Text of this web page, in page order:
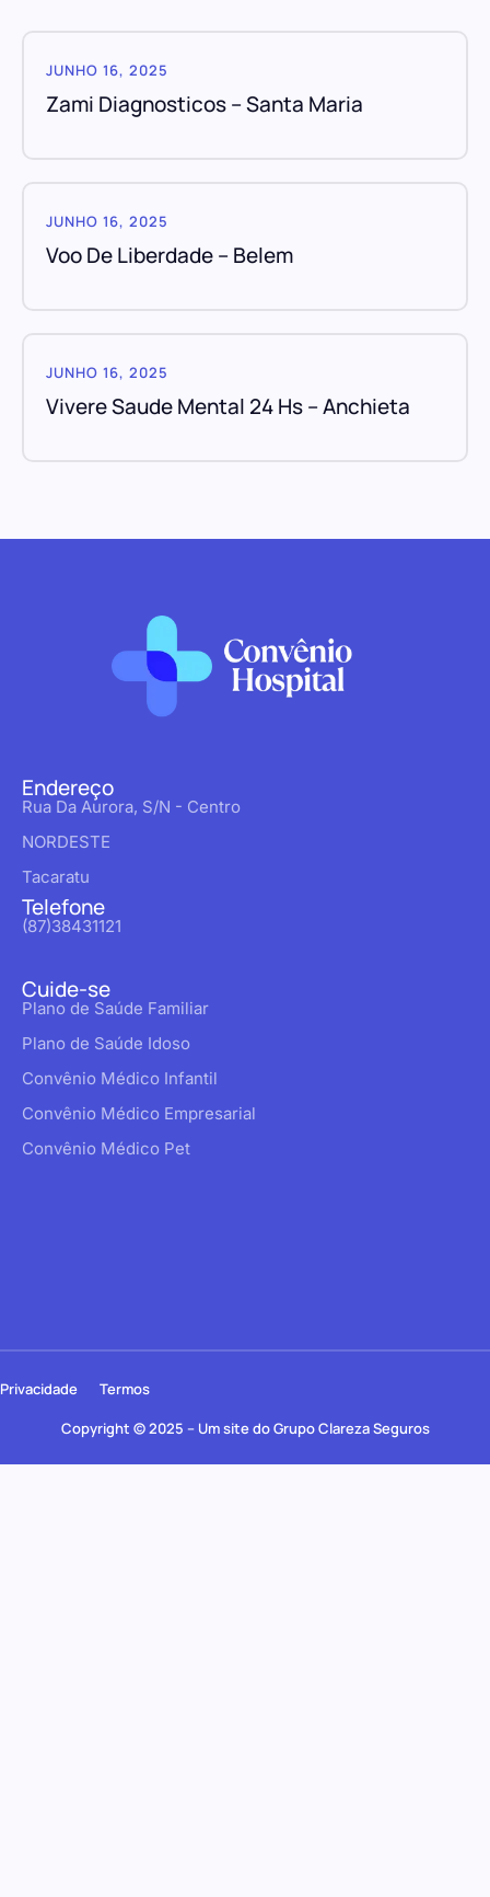
JUNHO 16, 2025
Zami Diagnosticos – Santa Maria
JUNHO 16, 2025
Voo De Liberdade – Belem
JUNHO 16, 2025
Vivere Saude Mental 24 Hs – Anchieta
Endereço
Rua Da Aurora, S/N - Centro
NORDESTE
Tacaratu
Telefone
(87)38431121
Cuide-se
Plano de Saúde Familiar
Plano de Saúde Idoso
Convênio Médico Infantil
Convênio Médico Empresarial
Convênio Médico Pet
Copyright © 2025 – Um site do Grupo Clareza Seguros
Privacidade Termos